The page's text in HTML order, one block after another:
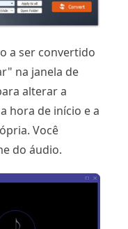
a ser convertido
na janela de
alterar a
hora de início e a
Você
do áudio.